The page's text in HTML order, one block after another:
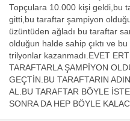
Topçulara 10.000 kişi geldi,bu
gitti,bu taraftar şampiyon
üzüntüden ağladı bu taraftar
olduğun halde sahip çıktı ve
trilyonlar kazanmadı.EVET
TARAFTARLA ŞAMPİYON
GEÇTİN.BU TARAFTARIN
AL.BU TARAFTAR BÖYLE
SONRA DA HEP BÖYLE